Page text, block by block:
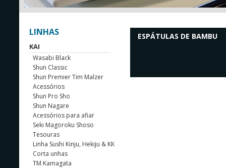
LINHAS
KAI
Wasabi Black
Shun Classic
Shun Premier Tim Malzer
Acessórios
Shun Pro Sho
Shun Nagare
Acessórios para afiar
Seki Magoroku Shoso
Tesouras
Linha Sushi Kinju, Hekiju & KK
Corta unhas
TM Kamagata
ESPÁTULAS DE BAMBU